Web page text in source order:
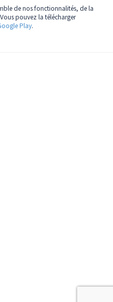
de nos fonctionnalités, de la
pouvez la télécharger
Play.